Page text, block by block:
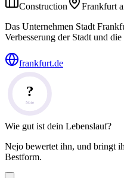
Construction
Frankfurt
Das Unternehmen Stadt
Verbesserung der Stadt und
frankfurt.de
?
Note
Wie gut ist dein Lebenslauf?
Nejo bewertet ihn, und bringt
Bestform.